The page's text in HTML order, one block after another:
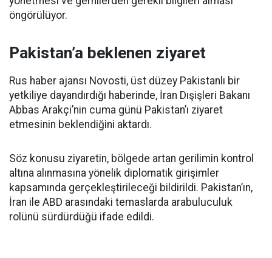
öngörülüyor.
Pakistan’a beklenen ziyaret
Rus haber ajansı Novosti, üst düzey Pakistanlı bir
yetkiliye dayandırdığı haberinde, İran Dışişleri Bakanı
Abbas Arakçi’nin cuma günü Pakistan’ı ziyaret
etmesinin beklendiğini aktardı.
Söz konusu ziyaretin, bölgede artan gerilimin kontrol
altına alınmasına yönelik diplomatik girişimler
kapsamında gerçekleştirileceği bildirildi. Pakistan’ın,
İran ile ABD arasındaki temaslarda arabuluculuk
rolünü sürdürdüğü ifade edildi.